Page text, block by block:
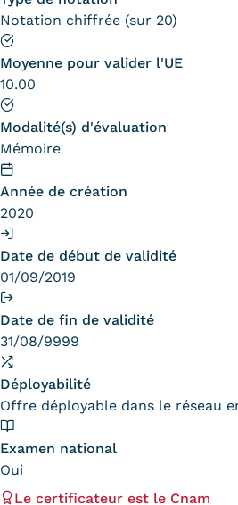
Accueillir un
Infos enseignants
Infos partenaires
Communication
Fiche contact
Notation chiffrée (sur 20)
Moyenne pour valider l'UE
10.00
Modalité(s) d'évaluation
Mémoire
Année de création
2020
Date de début de validité
01/09/2019
Date de fin de validité
31/08/9999
Déployabilité
Offre déployable dans le réseau
Examen national
Oui
Le certificateur est le Cnam